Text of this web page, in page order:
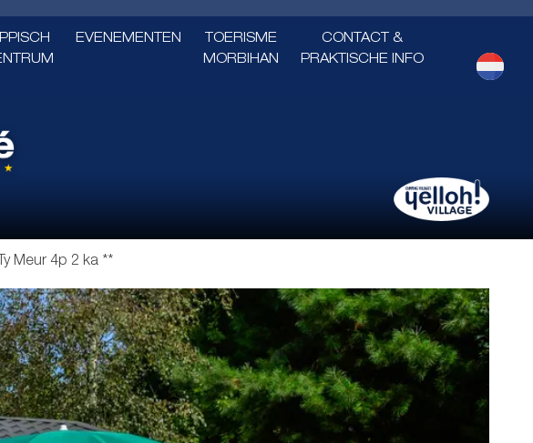
EVENEMENTEN
TOERISME
MORBIHAN
CONTACT &
PRAKTISCHE INFO
Meur 4p 2 ka **